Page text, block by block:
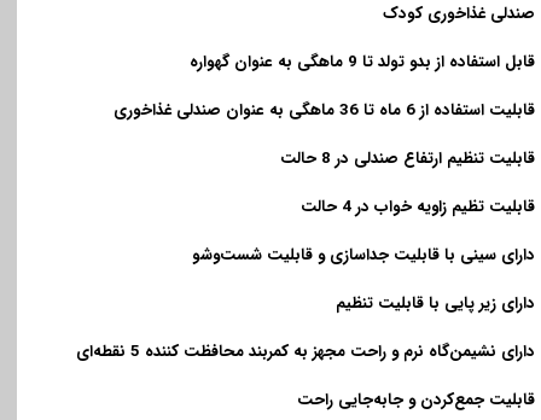
صندلی غذاخوری کودک
قابل استفاده از بدو تولد تا 9 ماهگی به عنوان گهواره
قابلیت استفاده از 6 ماه تا 36 ماهگی به عنوان صندلی غذاخوری
قابلیت تنظیم ارتفاع صندلی در 8 حالت
قابلیت تظیم زاویه خواب در 4 حالت
دارای سینی با قابلیت جداسازی و قابلیت شست‌و‌شو
دارای زیر پایی با قابلیت تنظیم
دارای نشیمن‌گاه نرم و راحت مجهز به کمربند محافظت کننده 5 نقطه‌ای
قابلیت جمع‌کردن و جابه‌جایی راحت